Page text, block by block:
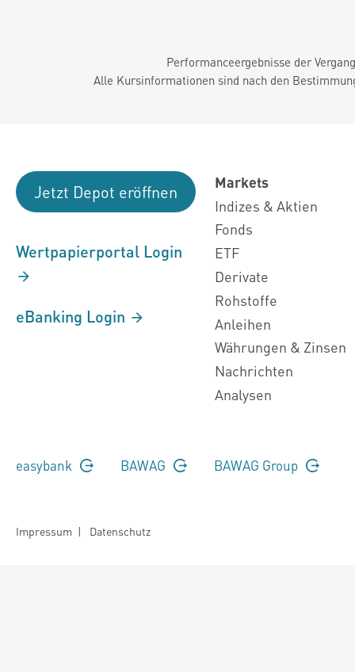
Performanceergebnisse der
Alle Kursinformationen sind nach den
Jetzt Depot eröffnen
Wertpapierportal Login
eBanking Login
Markets
Indizes & Aktien
Fonds
ETF
Derivate
Rohstoffe
Anleihen
Währungen & Zinsen
Nachrichten
Analysen
easybank BAWAG BAWAG Group
Impressum | Datenschutz